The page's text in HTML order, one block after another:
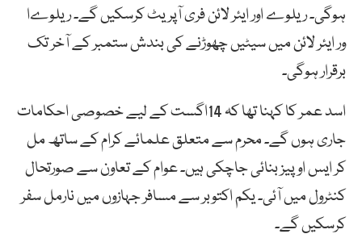
ہوگی۔ ریلوے اور ایئر لائن فری آپریٹ کرسکیں گے۔ ریلوےا
ور ایئر لائن میں سیٹیں چھوڑنے کی بندش ستمبر کے آخر تک
برقرار ہوگی۔
اسد عمر کا کہنا تھا کہ 14اگست کے لیے خصوصی احکامات
جاری ہوں گے۔ محرم سے متعلق علمائے کرام کے ساتھ مل
کر ایس اوپیز بنائی جاچکی ہیں۔ عوام کے تعاون سے صورتحال
کنٹرول میں آئی۔ یکم اکتوبر سے مسافر جہازوں میں نارمل سفر
کرسکیں گے۔